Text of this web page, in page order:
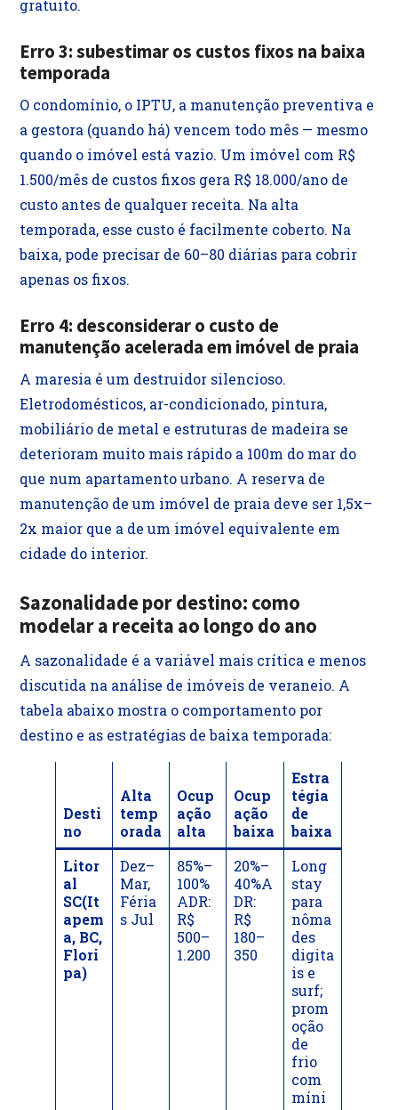
gratuito.
Erro 3: subestimar os custos fixos na baixa
temporada
O condomínio, o IPTU, a manutenção preventiva e
a gestora (quando há) vencem todo mês — mesmo
quando o imóvel está vazio. Um imóvel com R$
1.500/mês de custos fixos gera R$ 18.000/ano de
custo antes de qualquer receita. Na alta
temporada, esse custo é facilmente coberto. Na
baixa, pode precisar de 60–80 diárias para cobrir
apenas os fixos.
Erro 4: desconsiderar o custo de
manutenção acelerada em imóvel de praia
A maresia é um destruidor silencioso.
Eletrodomésticos, ar-condicionado, pintura,
mobiliário de metal e estruturas de madeira se
deterioram muito mais rápido a 100m do mar do
que num apartamento urbano. A reserva de
manutenção de um imóvel de praia deve ser 1,5x–
2x maior que a de um imóvel equivalente em
cidade do interior.
Sazonalidade por destino: como
modelar a receita ao longo do ano
A sazonalidade é a variável mais crítica e menos
discutida na análise de imóveis de veraneio. A
tabela abaixo mostra o comportamento por
destino e as estratégias de baixa temporada:
Desti
no
Alta
temp
orada
Ocup
ação
alta
Ocup
ação
baixa
Estra
tégia
de
baixa
Litor
al
SC(It
apem
a, BC,
Flori
pa)
Dez–
Mar,
Féria
s Jul
85%–
100%
ADR:
R$
500–
1.200
20%–
40%A
DR:
R$
180–
350
Long
stay
para
nôma
des
digita
is e
surf;
prom
oção
de
frio
com
míni